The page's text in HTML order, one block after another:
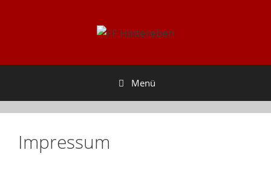
Menü
Impressum